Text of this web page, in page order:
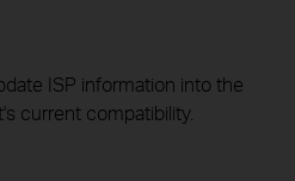
ISP information into the
current compatibility.